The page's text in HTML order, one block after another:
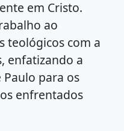
em Cristo.
ao
teológicos com a
enfatizando a
Paulo para os
enfrentados